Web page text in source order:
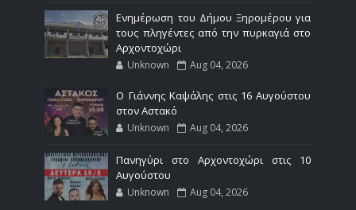
Ενημέρωση του Δήμου Ξηρομέρου για
τους πληγέντες από την πυρκαγιά στο
Αρχοντοχώρι
Unknown Aug 04, 2026
Ο Γιάννης Καψάλης στις 16 Αυγούστου
στον Αστακό
Unknown Aug 04, 2026
Πανηγύρι στο Αρχοντοχώρι στις 10
Αυγούστου
Unknown Aug 04, 2026